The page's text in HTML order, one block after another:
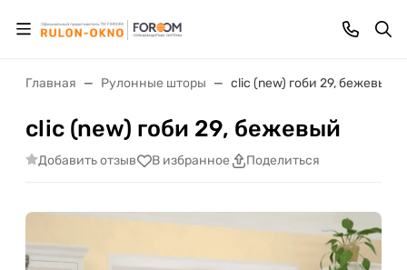
Главная Рулонные шторы clic (new) гоби 29, бежевый
clic (new) гоби 29, бежевый
Добавить отзыв В избранное Поделиться